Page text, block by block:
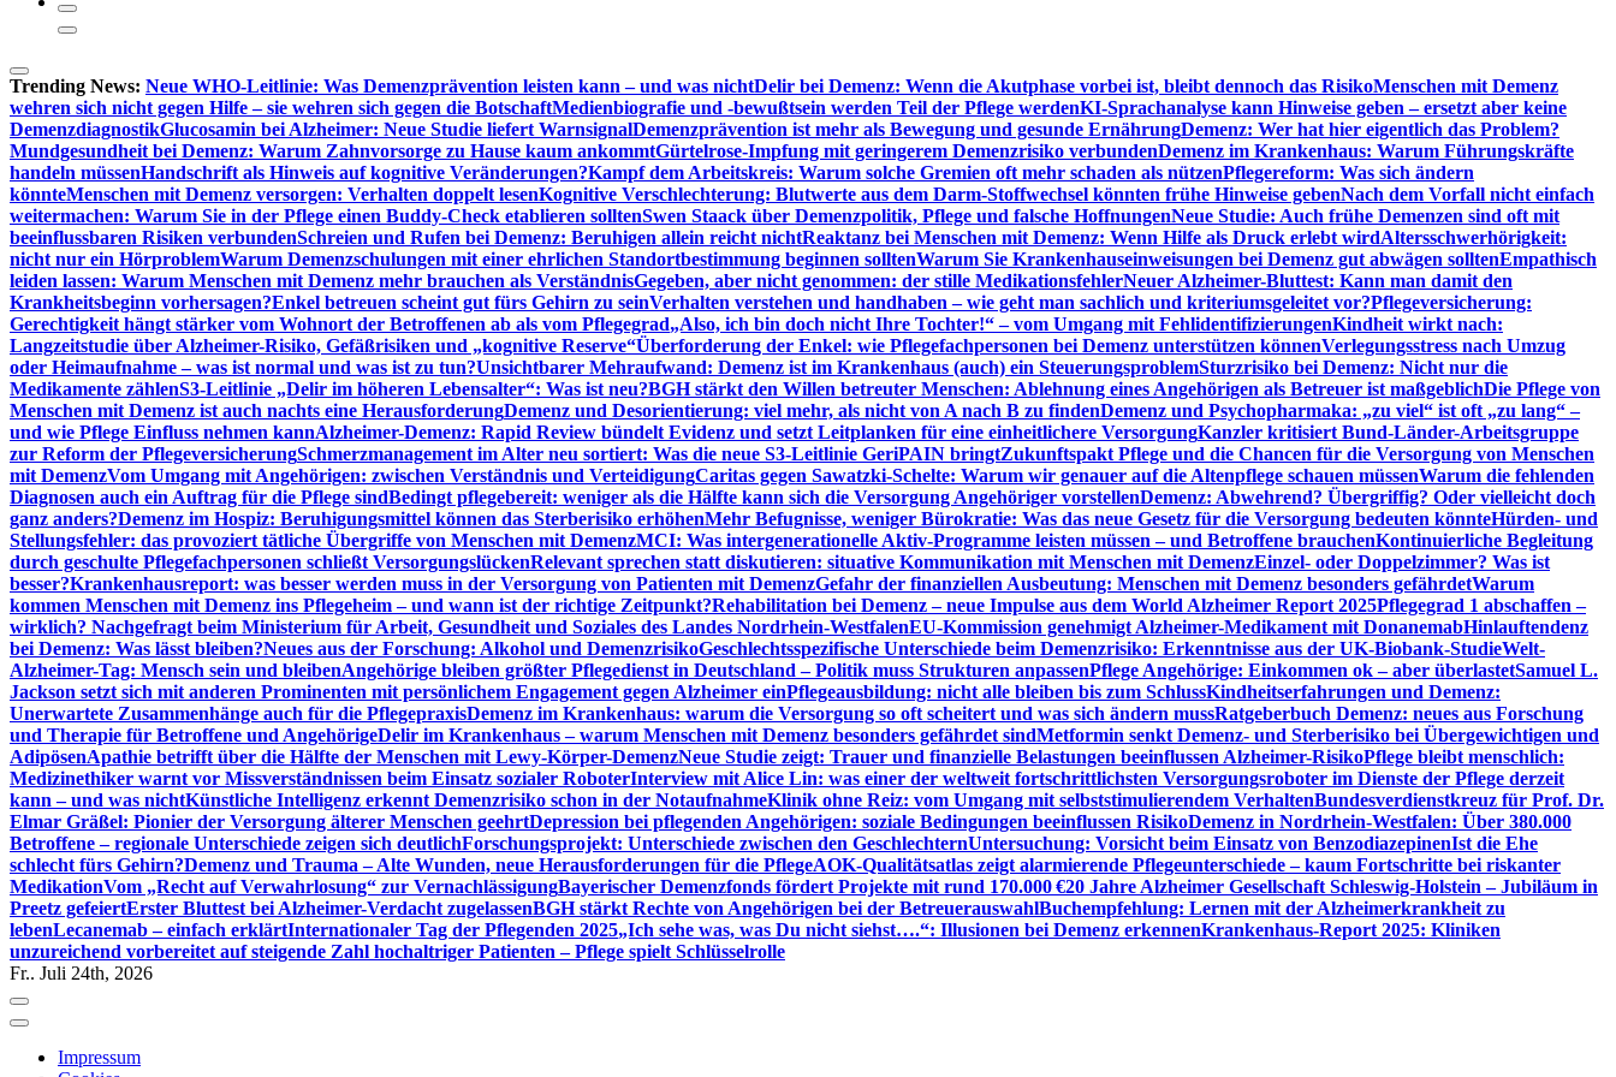
Trending News: Neue WHO-Leitlinie: Was Demenzprävention leisten kann – und was nichtDelir bei Demenz: Wenn die Akutphase vorbei ist, bleibt dennoch das RisikoMenschen mit Demenz
wehren sich nicht gegen Hilfe – sie wehren sich gegen die BotschaftMedienbiografie und -bewußtsein werden Teil der Pflege werdenKI-Sprachanalyse kann Hinweise geben – ersetzt aber keine
DemenzdiagnostikGlucosamin bei Alzheimer: Neue Studie liefert WarnsignalDemenzprävention ist mehr als Bewegung und gesunde ErnährungDemenz: Wer hat hier eigentlich das Problem?
Mundgesundheit bei Demenz: Warum Zahnvorsorge zu Hause kaum ankommtGürtelrose-Impfung mit geringerem Demenzrisiko verbundenDemenz im Krankenhaus: Warum Führungskräfte
handeln müssenHandschrift als Hinweis auf kognitive Veränderungen?Kampf dem Arbeitskreis: Warum solche Gremien oft mehr schaden als nützenPflegereform: Was sich ändern
könnteMenschen mit Demenz versorgen: Verhalten doppelt lesenKognitive Verschlechterung: Blutwerte aus dem Darm-Stoffwechsel könnten frühe Hinweise gebenNach dem Vorfall nicht einfach
weitermachen: Warum Sie in der Pflege einen Buddy-Check etablieren solltenSwen Staack über Demenzpolitik, Pflege und falsche HoffnungenNeue Studie: Auch frühe Demenzen sind oft mit
beeinflussbaren Risiken verbundenSchreien und Rufen bei Demenz: Beruhigen allein reicht nichtReaktanz bei Menschen mit Demenz: Wenn Hilfe als Druck erlebt wirdAltersschwerhörigkeit:
nicht nur ein HörproblemWarum Demenzschulungen mit einer ehrlichen Standortbestimmung beginnen solltenWarum Sie Krankenhauseinweisungen bei Demenz gut abwägen solltenEmpathisch
leiden lassen: Warum Menschen mit Demenz mehr brauchen als VerständnisGegeben, aber nicht genommen: der stille MedikationsfehlerNeuer Alzheimer-Bluttest: Kann man damit den
Krankheitsbeginn vorhersagen?Enkel betreuen scheint gut fürs Gehirn zu seinVerhalten verstehen und handhaben – wie geht man sachlich und kriteriumsgeleitet vor?Pflegeversicherung:
Gerechtigkeit hängt stärker vom Wohnort der Betroffenen ab als vom Pflegegrad„Also, ich bin doch nicht Ihre Tochter!“ – vom Umgang mit FehlidentifizierungenKindheit wirkt nach:
Langzeitstudie über Alzheimer-Risiko, Gefäßrisiken und „kognitive Reserve“Überforderung der Enkel: wie Pflegefachpersonen bei Demenz unterstützen könnenVerlegungsstress nach Umzug
oder Heimaufnahme – was ist normal und was ist zu tun?Unsichtbarer Mehraufwand: Demenz ist im Krankenhaus (auch) ein SteuerungsproblemSturzrisiko bei Demenz: Nicht nur die
Medikamente zählenS3-Leitlinie „Delir im höheren Lebensalter“: Was ist neu?BGH stärkt den Willen betreuter Menschen: Ablehnung eines Angehörigen als Betreuer ist maßgeblichDie Pflege von
Menschen mit Demenz ist auch nachts eine HerausforderungDemenz und Desorientierung: viel mehr, als nicht von A nach B zu findenDemenz und Psychopharmaka: „zu viel“ ist oft „zu lang“ –
und wie Pflege Einfluss nehmen kannAlzheimer-Demenz: Rapid Review bündelt Evidenz und setzt Leitplanken für eine einheitlichere VersorgungKanzler kritisiert Bund-Länder-Arbeitsgruppe
zur Reform der PflegeversicherungSchmerzmanagement im Alter neu sortiert: Was die neue S3-Leitlinie GeriPAIN bringtZukunftspakt Pflege und die Chancen für die Versorgung von Menschen
mit DemenzVom Umgang mit Angehörigen: zwischen Verständnis und VerteidigungCaritas gegen Sawatzki-Schelte: Warum wir genauer auf die Altenpflege schauen müssenWarum die fehlenden
Diagnosen auch ein Auftrag für die Pflege sindBedingt pflegebereit: weniger als die Hälfte kann sich die Versorgung Angehöriger vorstellenDemenz: Abwehrend? Übergriffig? Oder vielleicht doch
ganz anders?Demenz im Hospiz: Beruhigungsmittel können das Sterberisiko erhöhenMehr Befugnisse, weniger Bürokratie: Was das neue Gesetz für die Versorgung bedeuten könnteHürden- und
Stellungsfehler: das provoziert tätliche Übergriffe von Menschen mit DemenzMCI: Was intergenerationelle Aktiv-Programme leisten müssen – und Betroffene brauchenKontinuierliche Begleitung
durch geschulte Pflegefachpersonen schließt VersorgungslückenRelevant sprechen statt diskutieren: situative Kommunikation mit Menschen mit DemenzEinzel- oder Doppelzimmer? Was ist
besser?Krankenhausreport: was besser werden muss in der Versorgung von Patienten mit DemenzGefahr der finanziellen Ausbeutung: Menschen mit Demenz besonders gefährdetWarum
kommen Menschen mit Demenz ins Pflegeheim – und wann ist der richtige Zeitpunkt?Rehabilitation bei Demenz – neue Impulse aus dem World Alzheimer Report 2025Pflegegrad 1 abschaffen –
wirklich? Nachgefragt beim Ministerium für Arbeit, Gesundheit und Soziales des Landes Nordrhein-WestfalenEU-Kommission genehmigt Alzheimer-Medikament mit DonanemabHinlauftendenz
bei Demenz: Was lässt bleiben?Neues aus der Forschung: Alkohol und DemenzrisikoGeschlechtsspezifische Unterschiede beim Demenzrisiko: Erkenntnisse aus der UK-Biobank-StudieWelt-
Alzheimer-Tag: Mensch sein und bleibenAngehörige bleiben größter Pflegedienst in Deutschland – Politik muss Strukturen anpassenPflege Angehörige: Einkommen ok – aber überlastetSamuel L.
Jackson setzt sich mit anderen Prominenten mit persönlichem Engagement gegen Alzheimer einPflegeausbildung: nicht alle bleiben bis zum SchlussKindheitserfahrungen und Demenz:
Unerwartete Zusammenhänge auch für die PflegepraxisDemenz im Krankenhaus: warum die Versorgung so oft scheitert und was sich ändern mussRatgeberbuch Demenz: neues aus Forschung
und Therapie für Betroffene und AngehörigeDelir im Krankenhaus – warum Menschen mit Demenz besonders gefährdet sindMetformin senkt Demenz- und Sterberisiko bei Übergewichtigen und
AdipösenApathie betrifft über die Hälfte der Menschen mit Lewy-Körper-DemenzNeue Studie zeigt: Trauer und finanzielle Belastungen beeinflussen Alzheimer-RisikoPflege bleibt menschlich:
Medizinethiker warnt vor Missverständnissen beim Einsatz sozialer RoboterInterview mit Alice Lin: was einer der weltweit fortschrittlichsten Versorgungsroboter im Dienste der Pflege derzeit
kann – und was nichtKünstliche Intelligenz erkennt Demenzrisiko schon in der NotaufnahmeKlinik ohne Reiz: vom Umgang mit selbststimulierendem VerhaltenBundesverdienstkreuz für Prof. Dr.
Elmar Gräßel: Pionier der Versorgung älterer Menschen geehrtDepression bei pflegenden Angehörigen: soziale Bedingungen beeinflussen RisikoDemenz in Nordrhein-Westfalen: Über 380.000
Betroffene – regionale Unterschiede zeigen sich deutlichForschungsprojekt: Unterschiede zwischen den GeschlechternUntersuchung: Vorsicht beim Einsatz von BenzodiazepinenIst die Ehe
schlecht fürs Gehirn?Demenz und Trauma – Alte Wunden, neue Herausforderungen für die PflegeAOK-Qualitätsatlas zeigt alarmierende Pflegeunterschiede – kaum Fortschritte bei riskanter
MedikationVom „Recht auf Verwahrlosung“ zur VernachlässigungBayerischer Demenzfonds fördert Projekte mit rund 170.000 €20 Jahre Alzheimer Gesellschaft Schleswig-Holstein – Jubiläum in
Preetz gefeiertErster Bluttest bei Alzheimer-Verdacht zugelassenBGH stärkt Rechte von Angehörigen bei der BetreuerauswahlBuchempfehlung: Lernen mit der Alzheimerkrankheit zu
lebenLecanemab – einfach erklärtInternationaler Tag der Pflegenden 2025„Ich sehe was, was Du nicht siehst….“: Illusionen bei Demenz erkennenKrankenhaus-Report 2025: Kliniken
unzureichend vorbereitet auf steigende Zahl hochaltriger Patienten – Pflege spielt Schlüsselrolle
Fr.. Juli 24th, 2026
Impressum